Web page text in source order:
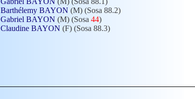
Barthélemy BAYON (M) (Sosa 88.2)
Gabriel BAYON (M) (Sosa 44)
Claudine BAYON (F) (Sosa 88.3)